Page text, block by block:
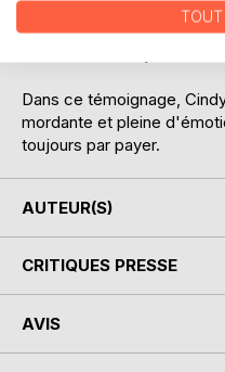
Et puis derrière les
Dans ce témoignage,
mordante et pleine
toujours par payer.
AUTEUR(S)
CRITIQUES PRESSE
AVIS
TOUT